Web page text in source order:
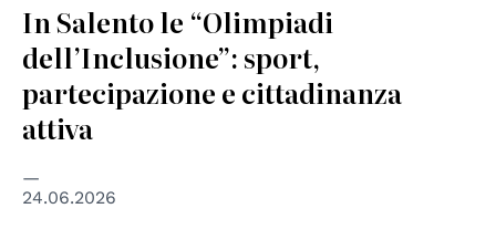
In Salento le “Olimpiadi
dell’Inclusione”: sport,
partecipazione e cittadinanza
attiva
24.06.2026